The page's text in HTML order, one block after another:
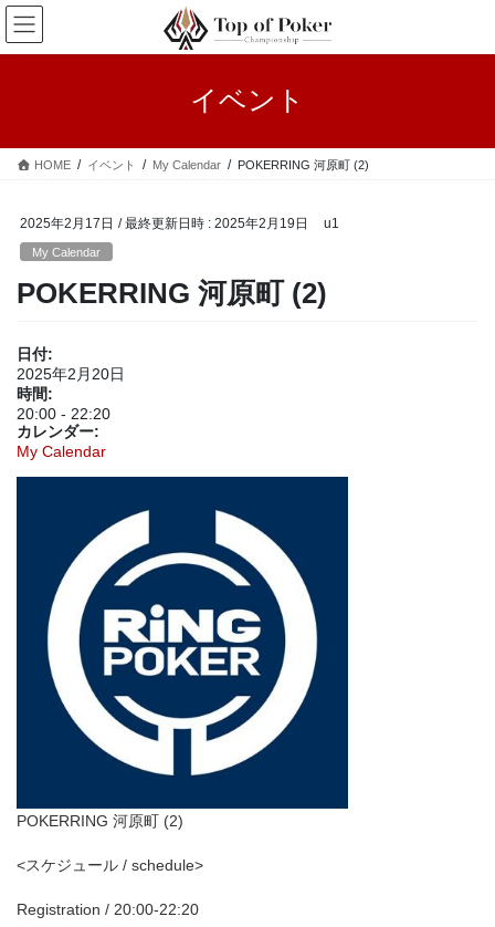
コ
ン
テ
ス
ナ
ビ
ゲ
ン
イベント
HOME イベント My Calendar POKERRING 河原町 (2)
2025年2月17日 / 最終更新日時 : 2025年2月19日 u1
My Calendar
POKERRING 河原町 (2)
日付:
2025年2月20日
時間:
20:00 - 22:20
カレンダー:
My Calendar
POKERRING 河原町 (2)
<スケジュール / schedule>
Registration / 20:00-22:20